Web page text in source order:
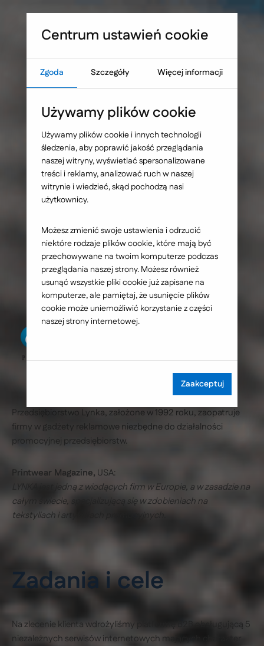
Umów warsztat UX
Sprawdź, co blokuje skuteczność Twojej strony WWW
Lynka - platforma e-
commerce
obsługująca 5
niezależnych
serwisów
internetowych
Przedsiębiorstwo Lynka, założone w 1992 roku, zaopatruje
firmy w gadżety reklamowe niezbędne do działalności
promocyjnej przedsiębiorstw.
Printwear Magazine, USA:
LYNKA jest jedną z wiodących firm w Europie, a w zasadzie na
całym świecie, specjalizującą się w zdobieniach na
tekstyliach i artykułach promocyjnych.
Zadania i cele
Na zlecenie klienta wdrożyliśmy platformę B2B obsługującą 5
niezależnych serwisów internetowych mających charakter
Centrum ustawień cookie
Zgoda Szczegóły Więcej informacji
Używamy plików cookie
Używamy plików cookie i innych technologii
śledzenia, aby poprawić jakość przeglądania
naszej witryny, wyświetlać spersonalizowane
treści i reklamy, analizować ruch w naszej
witrynie i wiedzieć, skąd pochodzą nasi
użytkownicy.
Możesz zmienić swoje ustawienia i odrzucić
niektóre rodzaje plików cookie, które mają być
przechowywane na twoim komputerze podczas
przeglądania naszej strony. Możesz również
usunąć wszystkie pliki cookie już zapisane na
komputerze, ale pamiętaj, że usunięcie plików
cookie może uniemożliwić korzystanie z części
naszej strony internetowej.
Zaakceptuj